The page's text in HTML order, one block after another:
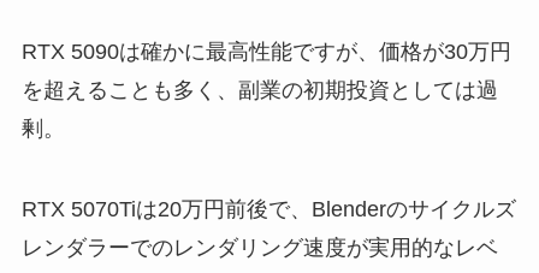
RTX 5090は確かに最高性能ですが、価格が30万円
を超えることも多く、副業の初期投資としては過
剰。
RTX 5070Tiは20万円前後で、Blenderのサイクルズ
レンダラーでのレンダリング速度が実用的なレベ